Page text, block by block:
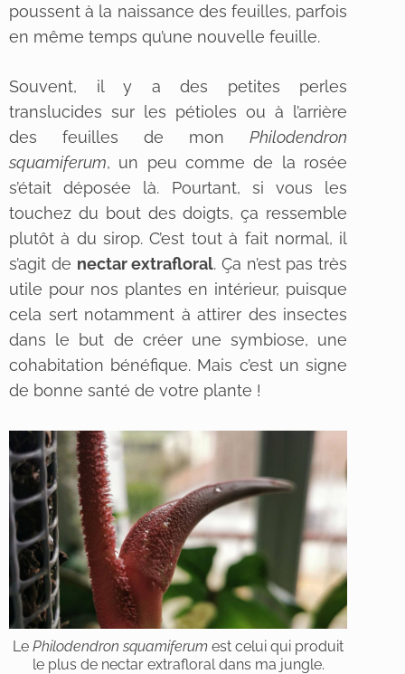
poussent à la naissance des feuilles, parfois
en même temps qu’une nouvelle feuille.
Souvent, il y a des petites perles
translucides sur les pétioles ou à l’arrière
des feuilles de monPhilodendron
squamiferum, un peu comme de la rosée
s’était déposée là. Pourtant, si vous les
touchez du bout des doigts, ça ressemble
plutôt à du sirop. C’est tout à fait normal, il
s’agit de nectar extrafloral. Ça n’est pas très
utile pour nos plantes en intérieur, puisque
cela sert notamment à attirer des insectes
dans le but de créer une symbiose, une
cohabitation bénéfique. Mais c’est un signe
de bonne santé de votre plante !
LePhilodendron squamiferum est celui qui produit
le plus de nectar extrafloral dans ma jungle.